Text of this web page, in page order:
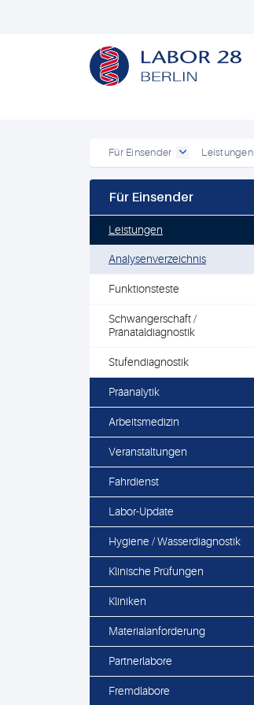
Für Einsender Leistungen
Für Einsender
Leistungen
Analysenverzeichnis
Funktionsteste
Schwangerschaft /
Pränataldiagnostik
Stufendiagnostik
Präanalytik
Arbeitsmedizin
Veranstaltungen
Fahrdienst
Labor-Update
Hygiene / Wasserdiagnostik
Klinische Prüfungen
Kliniken
Materialanforderung
Partnerlabore
Fremdlabore